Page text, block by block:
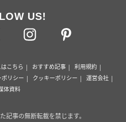
US!
こちら おすすめ記事
利用規約
リシー クッキーポリシー
運営会社
体資料
記事の無断転載を禁じます。